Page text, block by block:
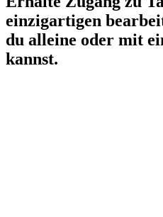
einzigartigen
du alleine oder mit
kannst.